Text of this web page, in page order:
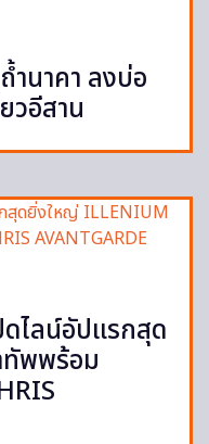
ำนาคา ลงบ่อ
วอีสาน
ไลน์อัปแรกสุด
พพร้อม